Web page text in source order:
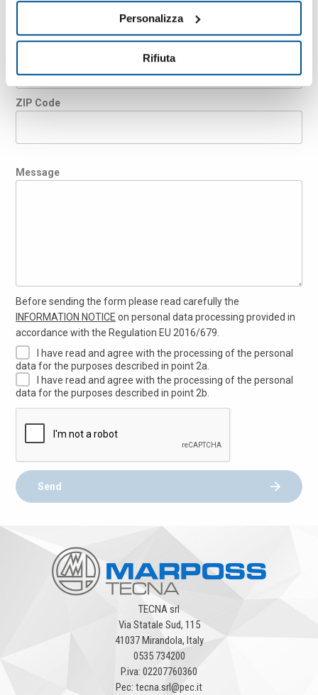
Personalizza
Rifiuta
ZIP Code
Message
Before sending the form please read carefully the
INFORMATION NOTICE on personal data processing provided in
accordance with the Regulation EU 2016/679.
I have read and agree with the processing of the personal
data for the purposes described in point 2a.
I have read and agree with the processing of the personal
data for the purposes described in point 2b.
Send
TECNA srl
Via Statale Sud, 115
41037 Mirandola, Italy
0535 734200
P.iva: 02207760360
Pec: tecna.srl@pec.it